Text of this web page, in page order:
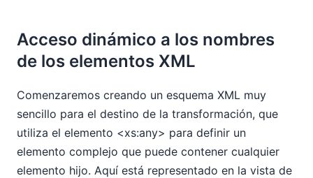
Acceso dinámico a los nombres
de los elementos XML
Comenzaremos creando un esquema XML muy
sencillo para el destino de la transformación, que
utiliza el elemento <xs:any> para definir un
elemento complejo que puede contener cualquier
elemento hijo. Aquí está representado en la vista de